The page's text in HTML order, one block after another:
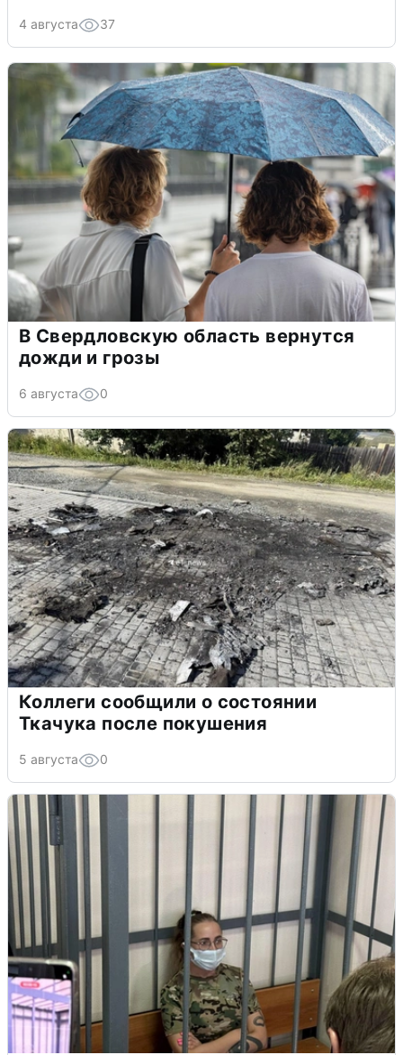
4 августа 37
В Свердловскую область вернутся
дожди и грозы
6 августа 0
Коллеги сообщили о состоянии
Ткачука после покушения
5 августа 0